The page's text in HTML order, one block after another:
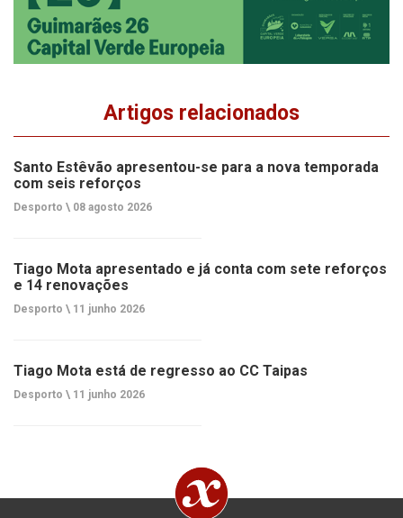
Artigos relacionados
Santo Estêvão apresentou-se para a nova temporada
com seis reforços
Desporto \ 08 agosto 2026
Tiago Mota apresentado e já conta com sete reforços
e 14 renovações
Desporto \ 11 junho 2026
Tiago Mota está de regresso ao CC Taipas
Desporto \ 11 junho 2026